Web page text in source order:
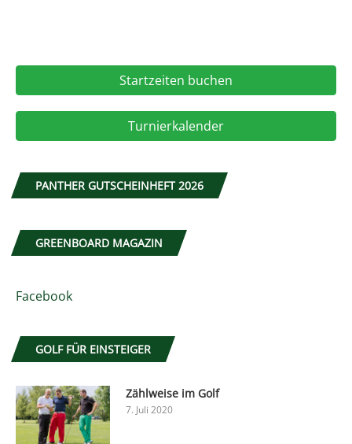
Startzeiten buchen
Turnierkalender
PANTHER GUTSCHEINHEFT 2026
GREENBOARD MAGAZIN
Facebook
GOLF FÜR EINSTEIGER
Zählweise im Golf
7. Juli 2020